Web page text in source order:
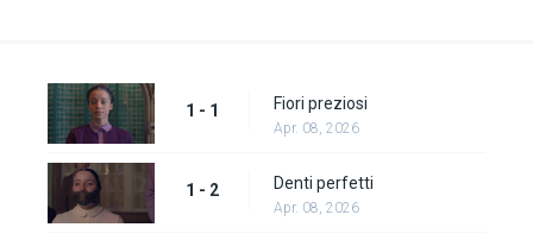
1 - 1 Fiori preziosi
Apr. 08, 2026
1 - 2 Denti perfetti
Apr. 08, 2026